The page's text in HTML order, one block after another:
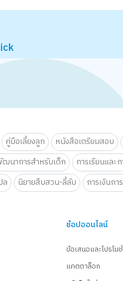
คู่มือเลี้ยงลูก หนังสือเตรียมสอบ
ฒนาการสำหรับเด็ก
การเรียนและ
ล
นิยายสืบสวน-ลี้ลับ การเงินก
ช้อปออนไลน์
ข้อเสนอและโปรโม
แคตตาล็อก